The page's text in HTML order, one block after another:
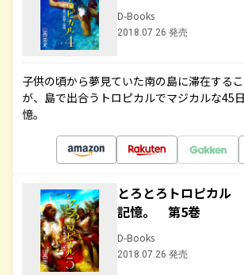
D-Books
2018.07.26 発売
子供の頃から夢見ていた南の島に滞在する
が、島で出合うトロピカルでマジカルな45
憶。
とろとろトロピカル
記憶。 第5巻
D-Books
2018.07.26 発売